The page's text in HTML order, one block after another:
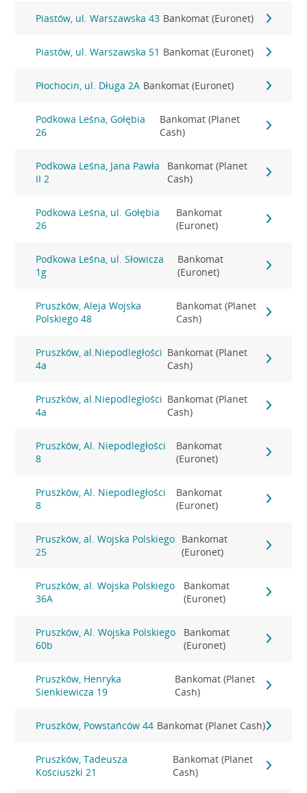
Piastów, ul. Warszawska 43 Bankomat (Euronet)
Piastów, ul. Warszawska 51 Bankomat (Euronet)
Płochocin, ul. Długa 2A Bankomat (Euronet)
Podkowa Leśna, Gołębia
26
Bankomat (Planet
Cash)
Podkowa Leśna, Jana Pawła
II 2
Bankomat (Planet
Cash)
Podkowa Leśna, ul. Gołębia
26
Bankomat
(Euronet)
Podkowa Leśna, ul. Słowicza
1g
Bankomat
(Euronet)
Pruszków, Aleja Wojska
Polskiego 48
Bankomat (Planet
Cash)
Pruszków, al.Niepodległości
4a
Bankomat (Planet
Cash)
Pruszków, al.Niepodległości
4a
Bankomat (Planet
Cash)
Pruszków, Al. Niepodległości
8
Bankomat
(Euronet)
Pruszków, Al. Niepodległości
8
Bankomat
(Euronet)
Pruszków, al. Wojska Polskiego
25
Bankomat
(Euronet)
Pruszków, al. Wojska Polskiego
36A
Bankomat
(Euronet)
Pruszków, Al. Wojska Polskiego
60b
Bankomat
(Euronet)
Pruszków, Henryka
Sienkiewicza 19
Bankomat (Planet
Cash)
Pruszków, Powstańców 44 Bankomat (Planet Cash)
Pruszków, Tadeusza
Kościuszki 21
Bankomat (Planet
Cash)